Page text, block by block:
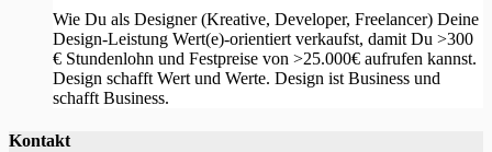
Wie Du als Designer (Kreative, Developer, Freelancer) Deine
Design-Leistung Wert(e)-orientiert verkaufst, damit Du >300
€ Stundenlohn und Festpreise von >25.000€ aufrufen kannst.
Design schafft Wert und Werte. Design ist Business und
schafft Business.
Kontakt